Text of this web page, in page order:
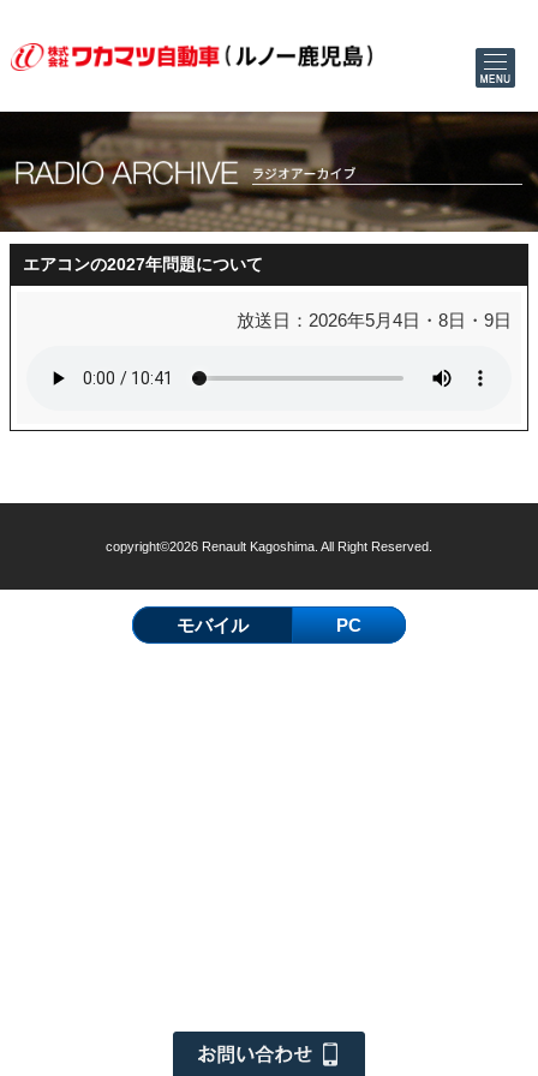
エアコンの2027年問題について
放送日：2026年5月4日・8日・9日
copyright©2026 Renault Kagoshima. All Right Reserved.
モバイル PC